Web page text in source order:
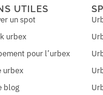
UTILES
un spot
urbex
pour l’urbex
urbex
blog